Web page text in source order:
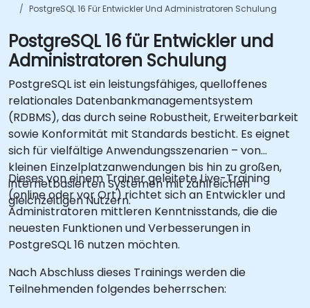
PostgreSQL 16 Für Entwickler Und Administratoren Schulung
PostgreSQL 16 für Entwickler und
Administratoren Schulung
PostgreSQL ist ein leistungsfähiges, quelloffenes
relationales Datenbankmanagementsystem
(RDBMS), das durch seine Robustheit, Erweiterbarkeit
sowie Konformität mit Standards besticht. Es eignet
sich für vielfältige Anwendungsszenarien – von
kleinen Einzelplatzanwendungen bis hin zu großen,
internetbasierten Systemen mit zahlreichen
gleichzeitigen Nutzern.
Dieses von einem Trainer geleitete Live-Training
(online oder vor Ort) richtet sich an Entwickler und
Administratoren mittleren Kenntnisstands, die die
neuesten Funktionen und Verbesserungen in
PostgreSQL 16 nutzen möchten.
Nach Abschluss dieses Trainings werden die
Teilnehmenden folgendes beherrschen: